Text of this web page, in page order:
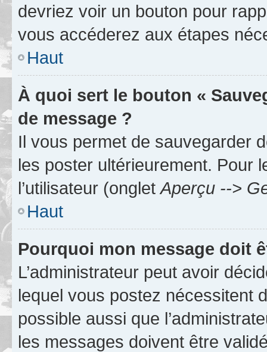
devriez voir un bouton pour
vous accéderez aux étapes
Haut
À quoi sert le bouton «
de message ?
Il vous permet de sauvegarder
les poster ultérieurement. Pour
l’utilisateur (ongletAperçu -->
Haut
Pourquoi mon message doit
L’administrateur peut avoir
lequel vous postez nécessitent
possible aussi que
les messages doivent être